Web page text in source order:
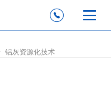
铝灰资源化技术